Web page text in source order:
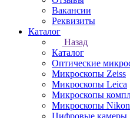
Вакансии
Реквизиты
Каталог
Назад
Каталог
Оптические
Микроскопы Zeiss
Микроскопы Leica
Микроскопы
Микроскопы Nikon
Цифровые камеры